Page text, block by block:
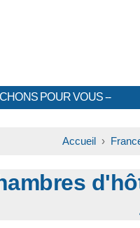
POUR VOUS
Accueil ›